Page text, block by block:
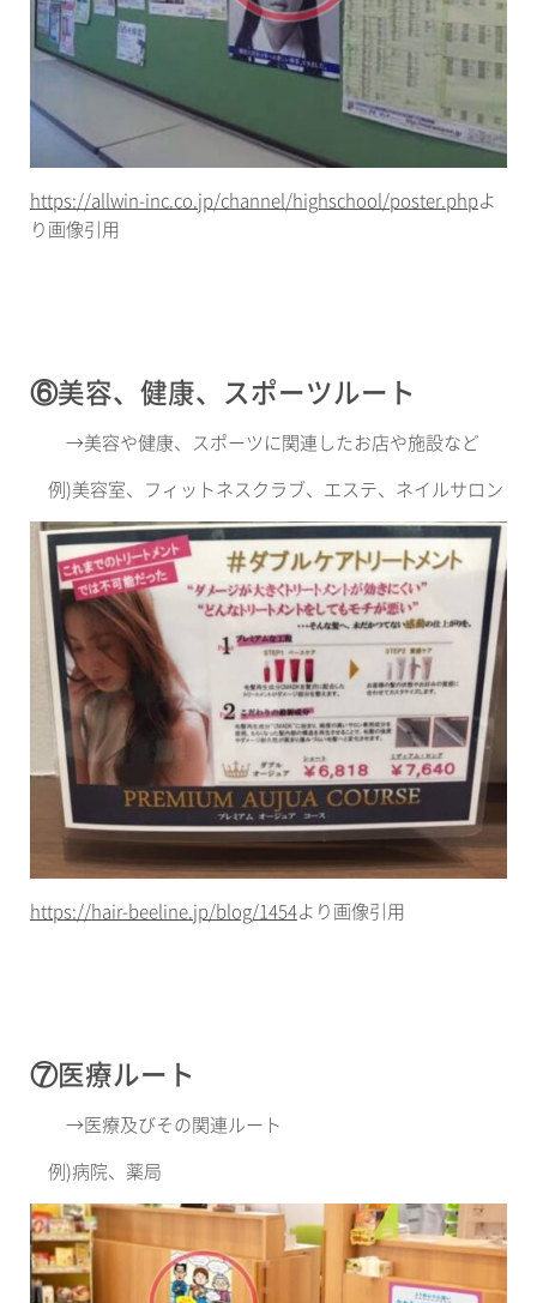
https://allwin-inc.co.jp/channel/highschool/poster.phpよ
り画像引用
⑥美容、健康、スポーツルート
→美容や健康、スポーツに関連したお店や施設など
例)美容室、フィットネスクラブ、エステ、ネイルサロン
https://hair-beeline.jp/blog/1454より画像引用
⑦医療ルート
→医療及びその関連ルート
例)病院、薬局